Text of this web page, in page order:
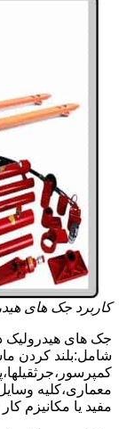
کاربرد جک های
جک های هیدرولیک
شامل:بلند کردن
معماری،کلیه
مفید یا مکانیزم